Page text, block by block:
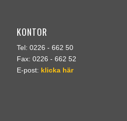
KONTOR
Tel: 0226 - 662 50
Fax: 0226 - 662 52
E-post: klicka här